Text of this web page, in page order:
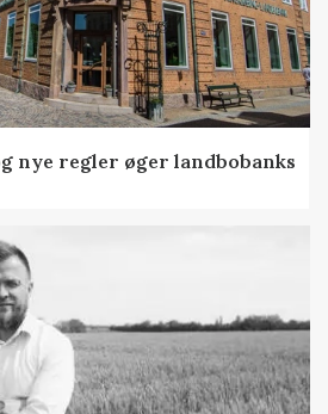
nye regler øger landbobanks